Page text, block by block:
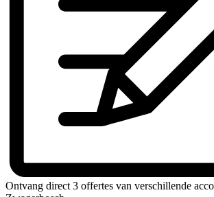
Ontvang direct 3 offertes van verschillende